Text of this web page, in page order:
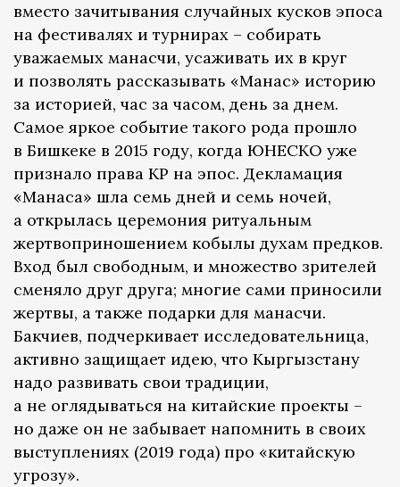
вместо зачитывания случайных кусков эпоса
на фестивалях и турнирах – собирать
уважаемых манасчи, усаживать их в круг
и позволять рассказывать «Манас» историю
за историей, час за часом, день за днем.
Самое яркое событие такого рода прошло
в Бишкеке в 2015 году, когда ЮНЕСКО уже
признало права КР на эпос. Декламация
«Манаса» шла семь дней и семь ночей,
а открылась церемония ритуальным
жертвоприношением кобылы духам предков.
Вход был свободным, и множество зрителей
сменяло друг друга; многие сами приносили
жертвы, а также подарки для манасчи.
Бакчиев, подчеркивает исследовательница,
активно защищает идею, что Кыргызстану
надо развивать свои традиции,
а не оглядываться на китайские проекты –
но даже он не забывает напомнить в своих
выступлениях (2019 года) про «китайскую
угрозу».